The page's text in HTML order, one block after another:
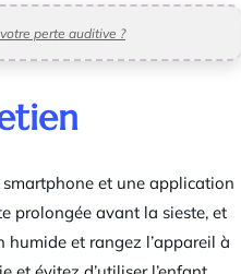
perte auditive ?
smartphone et une application
prolongée avant la sieste, et
et rangez l’appareil à